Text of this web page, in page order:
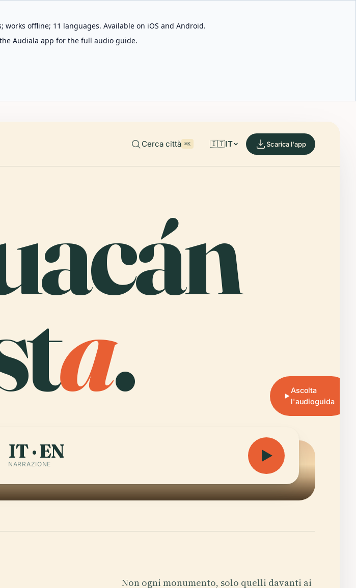
offline; 11 languages. Available on iOS and Android.
Audiala app for the full audio guide.
Cerca città ⌘K 🇮🇹IT Scarica l'app
a.
Ascolta
l'audioguida
IT · EN
NARRAZIONE
Non ogni monumento, solo quelli davanti ai